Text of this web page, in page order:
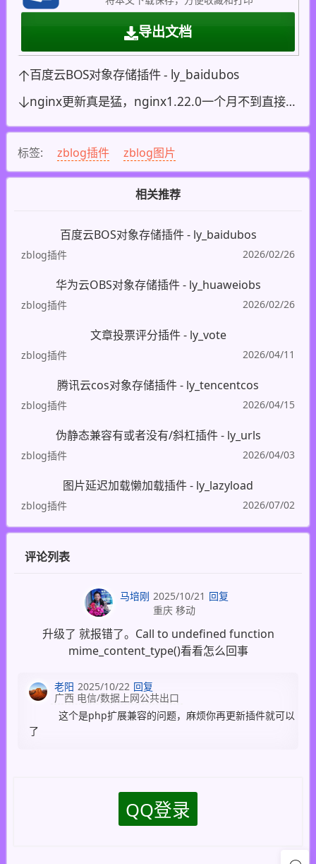
导出文档
百度云BOS对象存储插件 - ly_baidubos
nginx更新真是猛，nginx1.22.0一个月不到直接又是一个版本号nginx 1.23.0
标签: zblog插件 zblog图片
相关推荐
百度云BOS对象存储插件 - ly_baidubos
zblog插件 2026/02/26
华为云OBS对象存储插件 - ly_huaweiobs
zblog插件 2026/02/26
文章投票评分插件 - ly_vote
zblog插件 2026/04/11
腾讯云cos对象存储插件 - ly_tencentcos
zblog插件 2026/04/15
伪静态兼容有或者没有/斜杠插件 - ly_urls
zblog插件 2026/04/03
图片延迟加载懒加载插件 - ly_lazyload
zblog插件 2026/07/02
评论列表
马培刚 2025/10/21 回复
重庆 移动
升级了 就报错了。Call to undefined function
mime_content_type()看看怎么回事
老阳 2025/10/22 回复
广西 电信/数据上网公共出口
这个是php扩展兼容的问题，麻烦你再更新插件就可以
了
QQ登录